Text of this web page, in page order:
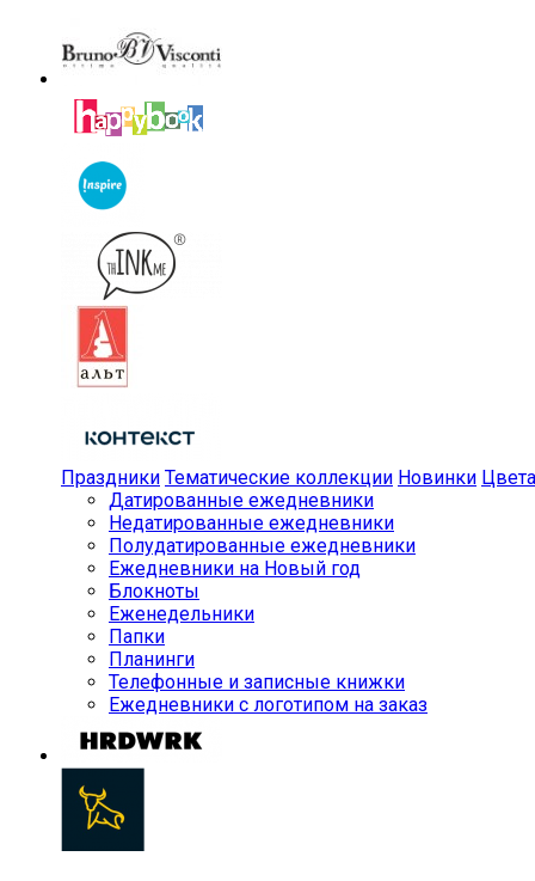
Праздники Тематические коллекции Новинки Цвета
Датированные ежедневники
Недатированные ежедневники
Полудатированные ежедневники
Ежедневники на Новый год
Блокноты
Еженедельники
Папки
Планинги
Телефонные и записные книжки
Ежедневники с логотипом на заказ